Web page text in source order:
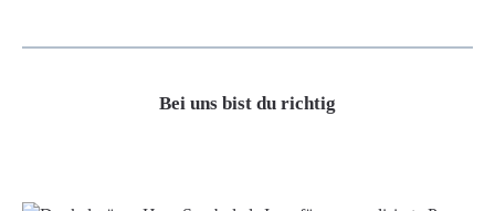
Bei uns bist du richtig